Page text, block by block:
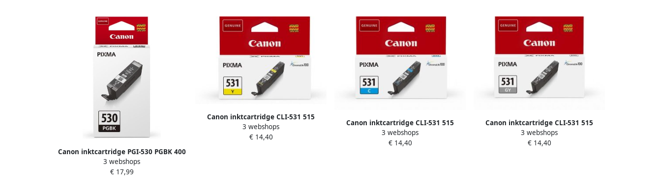
Canon inktcartridge PGI-530 PGBK 400
pagina&apos;s OEM 6117C001 zwart
3 webshops
€ 17,99
Canon inktcartridge CLI-531 515
pagina&apos;s OEM 6121C001 geel
3 webshops
€ 14,40
Canon inktcartridge CLI-531 515
pagina&apos;s OEM 6119C001 cyaan
3 webshops
€ 14,40
Canon inktcartridge CLI-531 515
pagina&apos;s OEM 6122C001 grijs
3 webshops
€ 14,40